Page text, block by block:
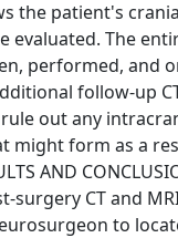
the patient's
evaluated. The
performed, and
follow-up
out any
might form as a
AND
surgery CT and
to